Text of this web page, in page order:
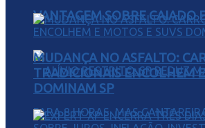
VANTAGEM SOBRE CAIADO
MUDANÇA NO ASFALTO:
TRADICIONAIS ENCOLHEM
DOMINAM SP